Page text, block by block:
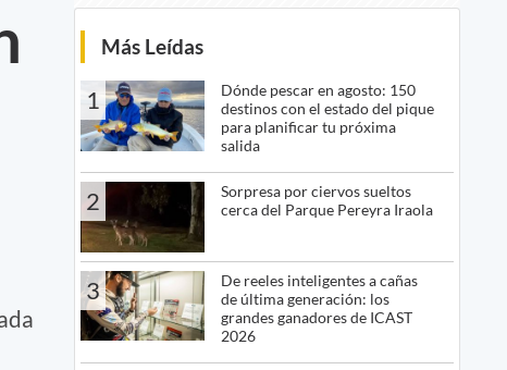
Más Leídas
1
Dónde pescar en agosto: 150
destinos con el estado del pique
para planificar tu próxima
salida
2
Sorpresa por ciervos sueltos
cerca del Parque Pereyra Iraola
3
De reeles inteligentes a cañas
de última generación: los
grandes ganadores de ICAST
2026